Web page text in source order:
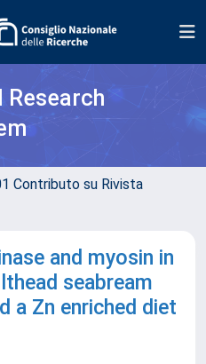
Research
Contributo su Rivista
and myosin in
seabream
a Zn enriched diet